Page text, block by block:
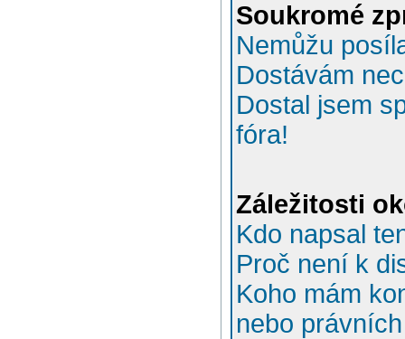
Soukromé
Nemůžu
Dostávám
Dostal jsem
fóra!
Záležitosti
Kdo napsal
Proč není k
Koho mám
nebo